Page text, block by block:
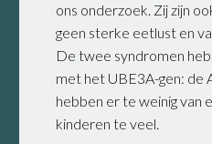
ons onderzoek. Zij zijn
geen sterke eetlust en
De twee syndromen
met het UBE3A-gen: de
hebben er te weinig van
kinderen te veel.